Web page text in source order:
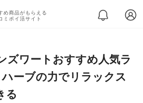
め商品がもらえる
ミポイ活サイト
ズワートおすすめ人気ラ
ーブの力でリラックス
る